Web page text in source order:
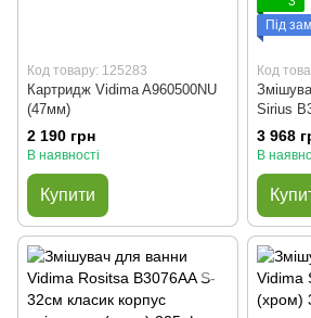
Код товару: 125283
Картридж Vidima A960500NU
(47мм)
2 190 грн
В наявності
Купити
Під
Код
Sirius
3 968
В